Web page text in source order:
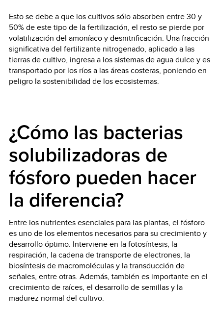
Esto se debe a que los cultivos sólo absorben entre 30 y
50% de este tipo de la fertilización, el resto se pierde por
volatilización del amoníaco y desnitrificación. Una fracción
significativa del fertilizante nitrogenado, aplicado a las
tierras de cultivo, ingresa a los sistemas de agua dulce y es
transportado por los ríos a las áreas costeras, poniendo en
peligro la sostenibilidad de los ecosistemas.
¿Cómo las bacterias
solubilizadoras de
fósforo pueden hacer
la diferencia?
Entre los nutrientes esenciales para las plantas, el fósforo
es uno de los elementos necesarios para su crecimiento y
desarrollo óptimo. Interviene en la fotosíntesis, la
respiración, la cadena de transporte de electrones, la
biosíntesis de macromoléculas y la transducción de
señales, entre otras. Además, también es importante en el
crecimiento de raíces, el desarrollo de semillas y la
madurez normal del cultivo.